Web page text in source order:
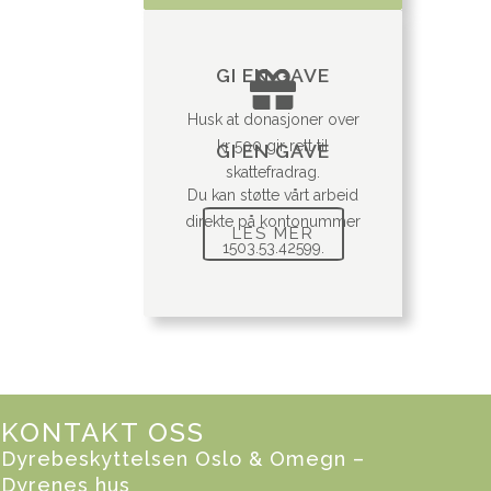
GI EN GAVE
Du kan støtte vårt arbeid
direkte på kontonummer
1503.53.42599.
GI EN GAVE
Husk at donasjoner over
kr 500 gir rett til
skattefradrag.
LES MER
KONTAKT OSS
Dyrebeskyttelsen Oslo & Omegn –
Dyrenes hus